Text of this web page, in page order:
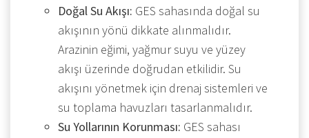
Doğal Su Akışı: GES sahasında doğal su
akışının yönü dikkate alınmalıdır.
Arazinin eğimi, yağmur suyu ve yüzey
akışı üzerinde doğrudan etkilidir. Su
akışını yönetmek için drenaj sistemleri ve
su toplama havuzları tasarlanmalıdır.
Su Yollarının Korunması: GES sahası